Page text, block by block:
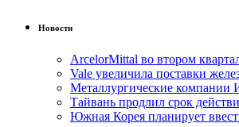
Новости
ArcelorMittal во втором
Vale увеличила поставки
Металлургические компании
Тайвань продлил срок
Южная Корея планирует